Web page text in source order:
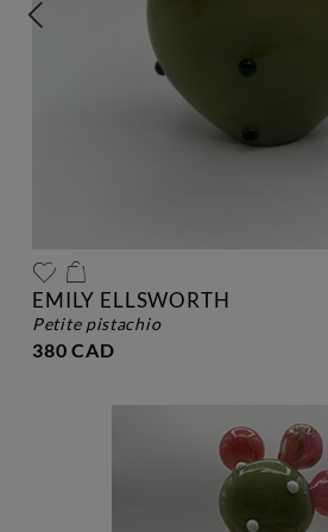
EMILY ELLSWORTH
petite pistachio
380 CAD